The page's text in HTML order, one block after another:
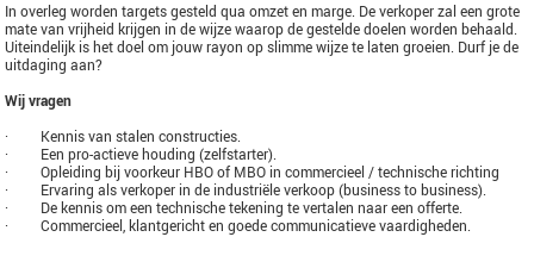
In overleg worden targets gesteld qua omzet en marge. De verkoper zal een grote
mate van vrijheid krijgen in de wijze waarop de gestelde doelen worden behaald.
Uiteindelijk is het doel om jouw rayon op slimme wijze te laten groeien. Durf je de
uitdaging aan?
Wij vragen
· Kennis van stalen constructies.
· Een pro-actieve houding (zelfstarter).
· Opleiding bij voorkeur HBO of MBO in commercieel / technische richting
· Ervaring als verkoper in de industriële verkoop (business to business).
· De kennis om een technische tekening te vertalen naar een offerte.
· Commercieel, klantgericht en goede communicatieve vaardigheden.